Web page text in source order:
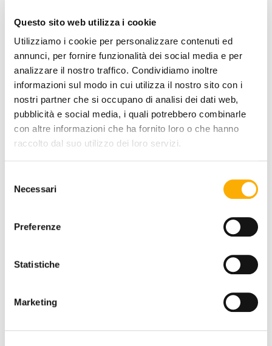
Questo sito web utilizza i cookie
Utilizziamo i cookie per personalizzare contenuti ed
annunci, per fornire funzionalità dei social media e per
analizzare il nostro traffico. Condividiamo inoltre
informazioni sul modo in cui utilizza il nostro sito con i
nostri partner che si occupano di analisi dei dati web,
pubblicità e social media, i quali potrebbero combinarle
con altre informazioni che ha fornito loro o che hanno
raccolto dal suo utilizzo dei loro servizi.
delNecessari
Preferenze
Statistiche
Marketing
ruptura de los envases.
Las entregas están realizadas con
cobertura del seguro.
Es carga del cliente verificar, en el
momento de la entrega, el número
y el estado externo de los bultos y
la integridad de los envases antes
de cada manipulación.
corresponde a aquel indicado en
entender como totalmente
en el documento de transporte.